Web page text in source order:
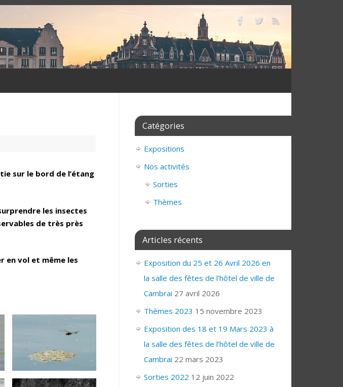
sur le bord de l’étang
les insectes
de très près
en vol et même les
Catégories
Expositions
Nos activités
Sorties
Thèmes
Articles récents
Exposition du 25 et 26 Avril 2026 en
la salle des fêtes de l’hôtel de ville de
Cambrai 27 avril 2026
Thèmes 2023 15 novembre 2023
Exposition des 18 et 19 Mars 2023 à
la salle des fêtes de l’hôtel de ville de
Cambrai 22 mars 2023
Sorties 2022 12 juin 2022